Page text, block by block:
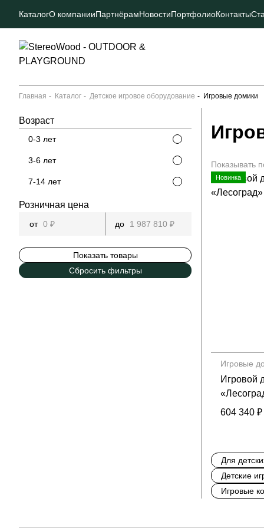
КаталогО компанииПартнёрамНовостиПортфолиоКонтакты
Главная Каталог Детское игровое оборудование Игровые домики
Возраст
0-3 лет
3-6 лет
7-14 лет
Розничная цена
Показать товары
Сбросить фильтры
Показывать
Новинка
Игровые
Игровой
604 340 ₽
Для
Детские
Игровые